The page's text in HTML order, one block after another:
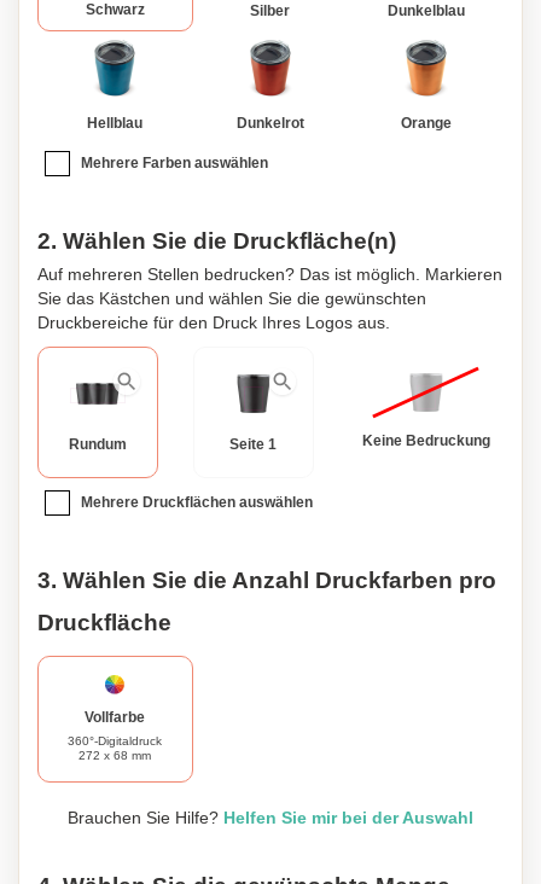
Schwarz Silber Dunkelblau
Hellblau Dunkelrot Orange
Mehrere Farben auswählen
2. Wählen Sie die Druckfläche(n)
Auf mehreren Stellen bedrucken? Das ist möglich. Markieren
Sie das Kästchen und wählen Sie die gewünschten
Druckbereiche für den Druck Ihres Logos aus.
Rundum Seite 1 Keine Bedruckung
Mehrere Druckflächen auswählen
3. Wählen Sie die Anzahl Druckfarben pro
Druckfläche
Vollfarbe
360°-Digitaldruck
272 x 68 mm
Brauchen Sie Hilfe? Helfen Sie mir bei der Auswahl